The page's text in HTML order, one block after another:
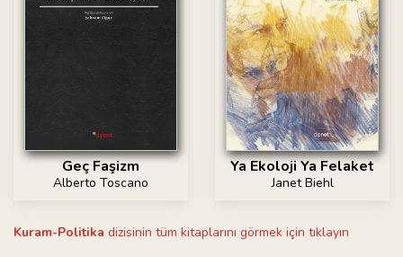
Geç Faşizm
Alberto Toscano
Ya Ekoloji Ya Felaket
Janet Biehl
Kuram-Politika dizisinin tüm kitaplarını görmek için tıklayın